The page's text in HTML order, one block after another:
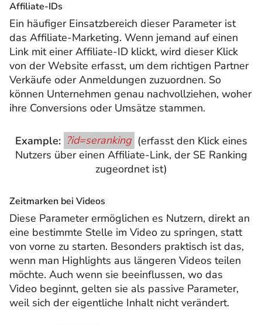
Affiliate-IDs
Ein häufiger Einsatzbereich dieser Parameter ist
das Affiliate-Marketing. Wenn jemand auf einen
Link mit einer Affiliate-ID klickt, wird dieser Klick
von der Website erfasst, um dem richtigen Partner
Verkäufe oder Anmeldungen zuzuordnen. So
können Unternehmen genau nachvollziehen, woher
ihre Conversions oder Umsätze stammen.
Example: ?id=seranking (erfasst den Klick eines
Nutzers über einen Affiliate-Link, der SE Ranking
zugeordnet ist)
Zeitmarken bei Videos
Diese Parameter ermöglichen es Nutzern, direkt an
eine bestimmte Stelle im Video zu springen, statt
von vorne zu starten. Besonders praktisch ist das,
wenn man Highlights aus längeren Videos teilen
möchte. Auch wenn sie beeinflussen, wo das
Video beginnt, gelten sie als passive Parameter,
weil sich der eigentliche Inhalt nicht verändert.